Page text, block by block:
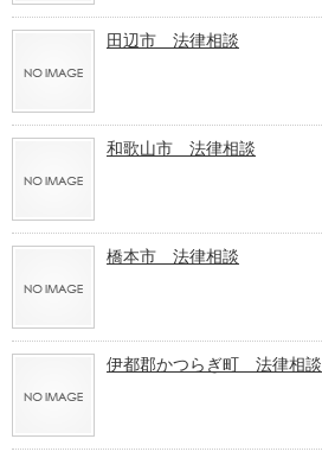
田辺市 法律相談
和歌山市 法律相談
橋本市 法律相談
伊都郡かつらぎ町 法律相談